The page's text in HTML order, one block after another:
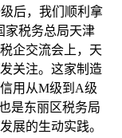
后，我们顺利拿
家税务总局天津
企交流会上，天
关注。这家制造
用从M级到A级
是东丽区税务局
展的生动实践。